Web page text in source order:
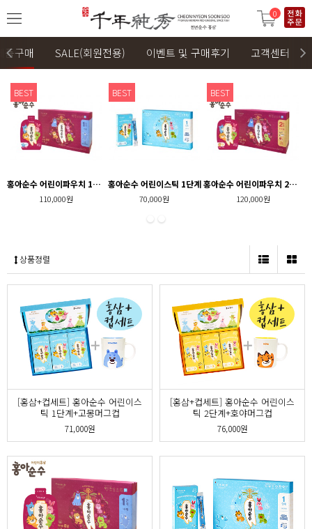
0
품구매 SALE(회원전용) 이벤트 및 구매후기 고객센터
BEST
홍아순수 어린이파우치 1단계
110,000원
BEST
홍아순수 어린이스틱 1단계
70,000원
BEST
홍아순수 어린이파우치 2단계
120,000원
상품정렬
[홍삼+컵세트] 홍아순수 어린이스
틱 1단계+고몽머그컵
71,000원
[홍삼+컵세트] 홍아순수 어린이스
틱 2단계+호야머그컵
76,000원